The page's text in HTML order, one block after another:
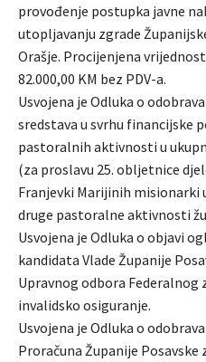
provođenje postupka javne
utopljavanju zgrade
Orašje. Procijenjena
82.000,00 KM bez PDV-a.
Usvojena je Odluka o
sredstava u svrhu financijske
pastoralnih aktivnosti u
(za proslavu 25. obljetnice
Franjevki Marijinih misionarki
druge pastoralne aktivnosti
Usvojena je Odluka o objavi
kandidata Vlade Županije
Upravnog odbora Federalnog
invalidsko osiguranje.
Usvojena je Odluka o
Proračuna Županije Posavske